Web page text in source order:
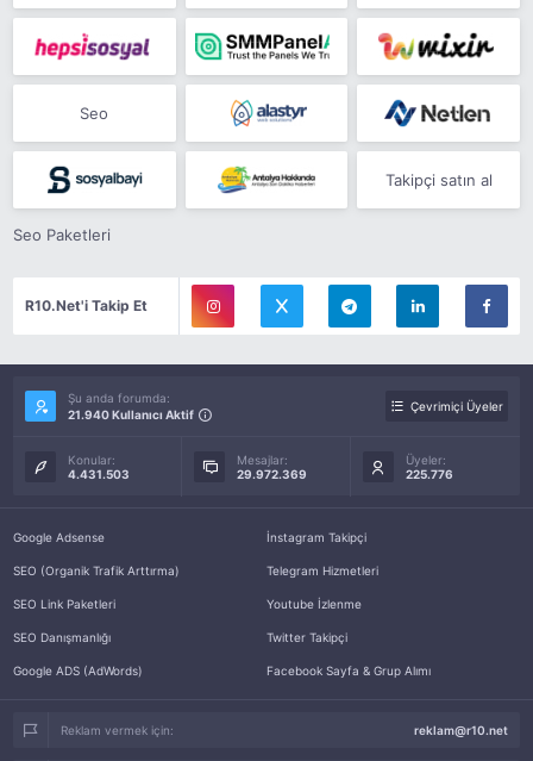
Seo
Takipçi satın al
Seo Paketleri
R10.Net'i Takip Et
Şu anda forumda:
21.940 Kullanıcı Aktif
Çevrimiçi Üyeler
Konular:
4.431.503
Mesajlar:
29.972.369
Üyeler:
225.776
Google Adsense
SEO (Organik Trafik Arttırma)
SEO Link Paketleri
SEO Danışmanlığı
Google ADS (AdWords)
İnstagram Takipçi
Telegram Hizmetleri
Youtube İzlenme
Twitter Takipçi
Facebook Sayfa & Grup Alımı
Reklam vermek için: reklam@r10.net